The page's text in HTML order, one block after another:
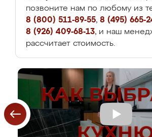
позвоните нам по любому из
8 (800) 511-89-55, 8 (495) 665-
8 (926) 409-68-13, и наш
рассчитает стоимость.